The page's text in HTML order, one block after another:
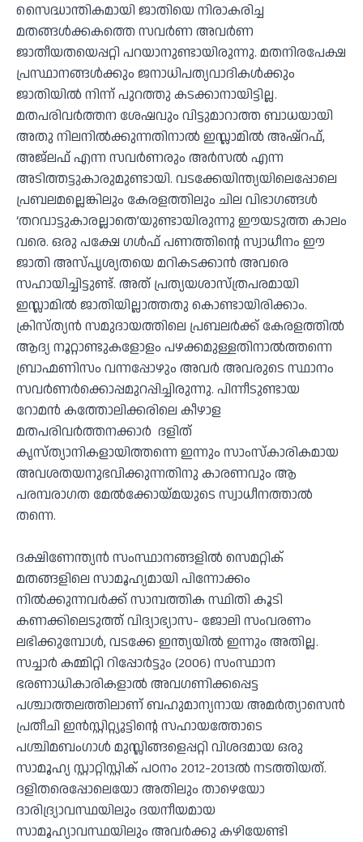
സൈദ്ധാന്തികമായി ജാതിയെ നിരാകരിച്ച
മതങ്ങൾക്കകത്തെ സവർണ അവർണ
ജാതീയതയെപ്പറ്റി പറയാനുണ്ടായിരുന്നു. മതനിരപേക്ഷ
പ്രസ്ഥാനങ്ങൾക്കും ജനാധിപത്യവാദികൾക്കും
ജാതിയിൽ നിന്ന് പുറത്തു കടക്കാനായിട്ടില്ല.
മതപരിവർത്തന ശേഷവും വിട്ടുമാറാത്ത ബാധയായി
അതു നിലനിൽക്കുന്നതിനാൽ ഇസ്ലാമിൽ അഷ്റഫ്,
അജ്ലഫ് എന്ന സവർണരും അർസൽ എന്ന
അടിത്തട്ടുകാരുമുണ്ടായി. വടക്കേയിന്ത്യയിലെപ്പോലെ
പ്രബലമല്ലെങ്കിലും കേരളത്തിലും ചില വിഭാഗങ്ങൾ
‘തറവാട്ടുകാരല്ലാതെ’യുണ്ടായിരുന്നു ഈയടുത്ത കാലം
വരെ. ഒരു പക്ഷേ ഗൾഫ് പണത്തിൻ്റെ സ്വാധീനം ഈ
ജാതി അസ്പൃശ്യതയെ മറികടക്കാൻ അവരെ
സഹായിച്ചിട്ടുണ്ട്. അത് പ്രത്യയശാസ്ത്രപരമായി
ഇസ്ലാമിൽ ജാതിയില്ലാത്തതു കൊണ്ടായിരിക്കാം.
ക്രിസ്ത്യൻ സമുദായത്തിലെ പ്രബലർക്ക് കേരളത്തിൽ
ആദ്യ നൂറ്റാണ്ടുകളോളം പഴക്കമുള്ളതിനാൽത്തന്നെ
ബ്രാഹ്മണിസം വന്നപ്പോഴും അവർ അവരുടെ സ്ഥാനം
സവർണർക്കൊപ്പമുറപ്പിച്ചിരുന്നു. പിന്നീടുണ്ടായ
റോമൻ കത്തോലിക്കരിലെ കീഴാള
മതപരിവർത്തനക്കാർ ദളിത്
കൃസ്ത്യാനികളായിത്തന്നെ ഇന്നും സാംസ്കാരികമായ
അവശതയനുഭവിക്കുന്നതിനു കാരണവും ആ
പരമ്പരാഗത മേൽക്കോയ്മയുടെ സ്വാധീനത്താൽ
തന്നെ.
ദക്ഷിണേന്ത്യൻ സംസ്ഥാനങ്ങളിൽ സെമറ്റിക്
മതങ്ങളിലെ സാമൂഹ്യമായി പിന്നോക്കം
നിൽക്കുന്നവർക്ക് സാമ്പത്തിക സ്ഥിതി കൂടി
കണക്കിലെടുത്ത് വിദ്യാഭ്യാസ- ജോലി സംവരണം
ലഭിക്കുമ്പോൾ, വടക്കേ ഇന്ത്യയിൽ ഇന്നും അതില്ല.
സച്ചാർ കമ്മിറ്റി റിപ്പോർട്ടും (2006) സംസ്ഥാന
ഭരണാധികാരികളാൽ അവഗണിക്കപ്പെട്ട
പശ്ചാത്തലത്തിലാണ് ബഹുമാന്യനായ അമർത്യാസെൻ
പ്രതീചി ഇൻസ്റ്റിറ്റ്യൂട്ടിൻ്റെ സഹായത്തോടെ
പശ്ചിമബംഗാൾ മുസ്ലിങ്ങളെപ്പറ്റി വിശദമായ ഒരു
സാമൂഹ്യ സ്റ്റാറ്റിസ്റ്റിക് പഠനം 2012-2013ൽ നടത്തിയത്.
ദളിതരെപ്പോലെയോ അതിലും താഴെയോ
ദാരിദ്ര്യാവസ്ഥയിലും ദയനീയമായ
സാമൂഹ്യാവസ്ഥയിലും അവർക്കു കഴിയേണ്ടി